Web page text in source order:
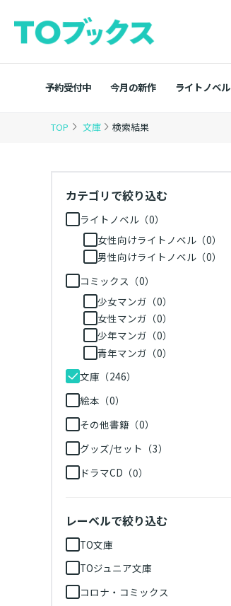
予約受付中 今月の新作 ライトノベル
TOP 文庫 検索結果
カテゴリで絞り込む
ライトノベル（0）
女性向けライトノベル（0）
男性向けライトノベル（0）
コミックス（0）
少女マンガ（0）
女性マンガ（0）
少年マンガ（0）
青年マンガ（0）
文庫（246）
絵本（0）
その他書籍（0）
グッズ/セット（3）
ドラマCD（0）
レーベルで絞り込む
TO文庫
TOジュニア文庫
コロナ・コミックス